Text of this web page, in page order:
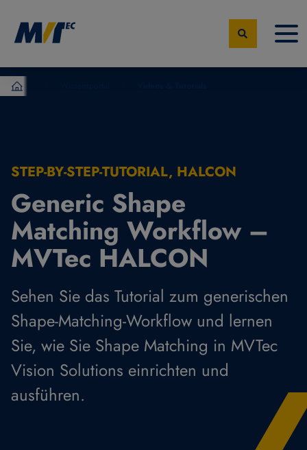
MVTec Software – Experten der industrielle
STEP-BY-STEP-TUTORIAL, HALCON
Generic Shape
Matching Workflow –
MVTec HALCON
Sehen Sie das Tutorial zum generischen
Shape-Matching-Workflow und lernen
Sie, wie Sie Shape Matching in MVTec
Vision Solutions einrichten und
ausführen.